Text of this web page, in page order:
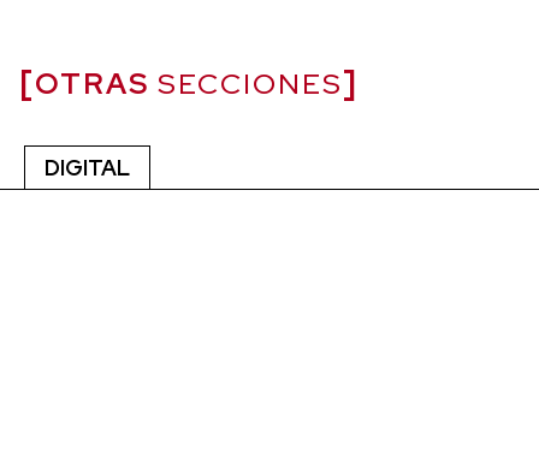
OTRAS SECCIONES
DIGITAL